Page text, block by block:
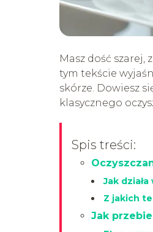
Masz dość szarej,
tym tekście
skórze. Dowiesz
klasycznego
Spis treści:
Jak
Z jakich
Jak